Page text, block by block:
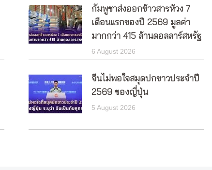
กัมพูชาส่งออกข้าวสารห้วง 7
เดือนแรกของปี 2569 มูลค่า
มากกว่า 415 ล้านดอลลาร์สหรัฐ
6 August 2026
จีนไม่พอใจสมุดปกขาวประจำปี
2569 ของญี่ปุ่น
5 August 2026